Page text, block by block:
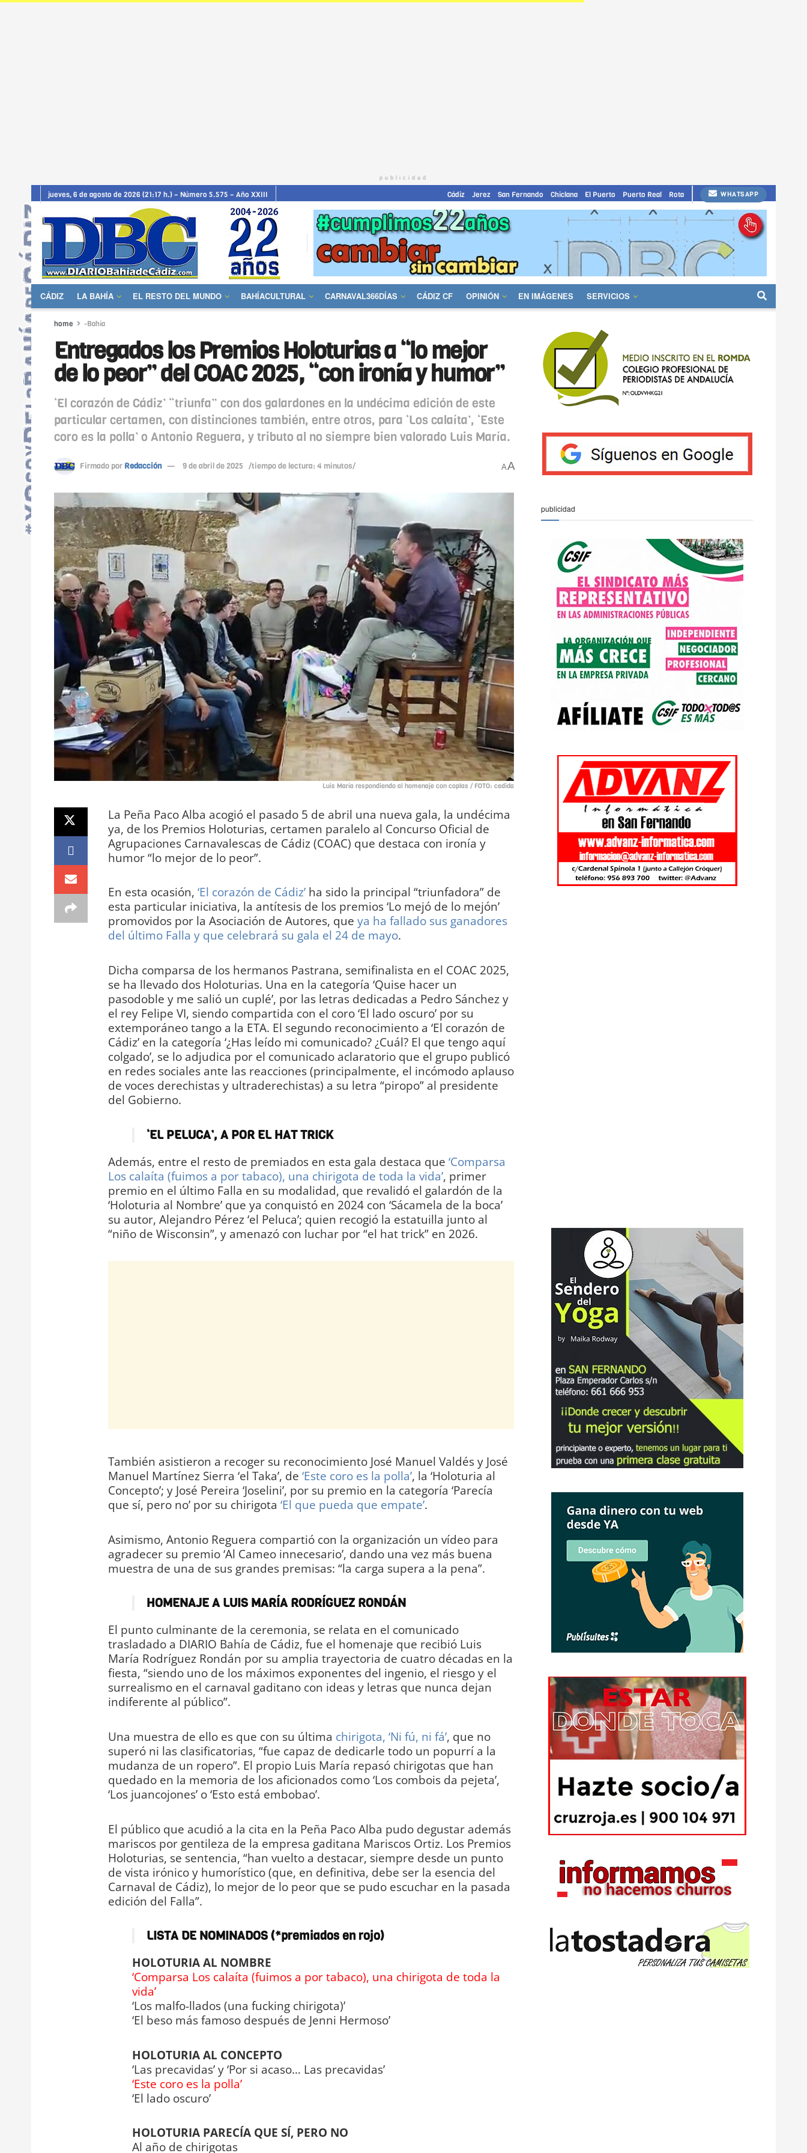
publicidad
jueves, 6 de agosto de 2026 (21:17 h.) – Número 5.575 – Año XXIII Cádiz Jerez San Fernando Chiclana El Puerto Puerto Real Rota WHATSAPP
CÁDIZ LA BAHÍA EL RESTO DEL MUNDO BAHÍACULTURAL CARNAVAL366DÍAS CÁDIZ CF OPINIÓN EN IMÁGENES SERVICIOS
home -Bahía
Entregados los Premios Holoturias a “lo mejor
de lo peor” del COAC 2025, “con ironía y humor”
‘El corazón de Cádiz’ “triunfa” con dos galardones en la undécima edición de este
particular certamen, con distinciones también, entre otros, para ‘Los calaíta’, ‘Este
coro es la polla’ o Antonio Reguera, y tributo al no siempre bien valorado Luis María.
Firmado por Redacción 9 de abril de 2025 /tiempo de lectura: 4 minutos/ AA
Luis María respondiendo al homenaje con coplas / FOTO: cedida
La Peña Paco Alba acogió el pasado 5 de abril una nueva gala, la undécima
ya, de los Premios Holoturias, certamen paralelo al Concurso Oficial de
Agrupaciones Carnavalescas de Cádiz (COAC) que destaca con ironía y
humor “lo mejor de lo peor”.
En esta ocasión, ‘El corazón de Cádiz’ha sido la principal “triunfadora” de
esta particular iniciativa, la antítesis de los premios ‘Lo mejó de lo mejón’
promovidos por la Asociación de Autores, que ya ha fallado sus ganadores
del último Falla y que celebrará su gala el 24 de mayo.
Dicha comparsa de los hermanos Pastrana, semifinalista en el COAC 2025,
se ha llevado dos Holoturias. Una en la categoría ‘Quise hacer un
pasodoble y me salió un cuplé’, por las letras dedicadas a Pedro Sánchez y
el rey Felipe VI, siendo compartida con el coro ‘El lado oscuro’ por su
extemporáneo tango a la ETA. El segundo reconocimiento a ‘El corazón de
Cádiz’ en la categoría ‘¿Has leído mi comunicado? ¿Cuál? El que tengo aquí
colgado’, se lo adjudica por el comunicado aclaratorio que el grupo publicó
en redes sociales ante las reacciones (principalmente, el incómodo aplauso
de voces derechistas y ultraderechistas) a su letra “piropo” al presidente
del Gobierno.
‘EL PELUCA’, A POR EL HAT TRICK
Además, entre el resto de premiados en esta gala destaca que ‘Comparsa
Los calaíta (fuimos a por tabaco), una chirigota de toda la vida’, primer
premio en el último Falla en su modalidad, que revalidó el galardón de la
‘Holoturia al Nombre’ que ya conquistó en 2024 con ‘Sácamela de la boca’
su autor, Alejandro Pérez ‘el Peluca’; quien recogió la estatuilla junto al
“niño de Wisconsin”, y amenazó con luchar por “el hat trick” en 2026.
También asistieron a recoger su reconocimiento José Manuel Valdés y José
Manuel Martínez Sierra ‘el Taka’, de ‘Este coro es la polla’, la ‘Holoturia al
Concepto’; y José Pereira ‘Joselini’, por su premio en la categoría ‘Parecía
que sí, pero no’ por su chirigota ‘El que pueda que empate’.
Asimismo, Antonio Reguera compartió con la organización un vídeo para
agradecer su premio ‘Al Cameo innecesario’, dando una vez más buena
muestra de una de sus grandes premisas: “la carga supera a la pena”.
HOMENAJE A LUIS MARÍA RODRÍGUEZ RONDÁN
El punto culminante de la ceremonia, se relata en el comunicado
trasladado a DIARIO Bahía de Cádiz, fue el homenaje que recibió Luis
María Rodríguez Rondán por su amplia trayectoria de cuatro décadas en la
fiesta, “siendo uno de los máximos exponentes del ingenio, el riesgo y el
surrealismo en el carnaval gaditano con ideas y letras que nunca dejan
indiferente al público”.
Una muestra de ello es que con su última chirigota, ‘Ni fú, ni fá’, que no
superó ni las clasificatorias, “fue capaz de dedicarle todo un popurrí a la
mudanza de un ropero”. El propio Luis María repasó chirigotas que han
quedado en la memoria de los aficionados como ‘Los combois da pejeta’,
‘Los juancojones’ o ‘Esto está embobao’.
El público que acudió a la cita en la Peña Paco Alba pudo degustar además
mariscos por gentileza de la empresa gaditana Mariscos Ortiz. Los Premios
Holoturias, se sentencia, “han vuelto a destacar, siempre desde un punto
de vista irónico y humorístico (que, en definitiva, debe ser la esencia del
Carnaval de Cádiz), lo mejor de lo peor que se pudo escuchar en la pasada
edición del Falla”.
LISTA DE NOMINADOS (*premiados en rojo)
HOLOTURIA AL NOMBRE
‘Comparsa Los calaíta (fuimos a por tabaco), una chirigota de toda la
vida’
‘Los malfo-llados (una fucking chirigota)’
‘El beso más famoso después de Jenni Hermoso’
HOLOTURIA AL CONCEPTO
‘Las precavidas’ y ‘Por si acaso… Las precavidas’
‘Este coro es la polla’
‘El lado oscuro’
HOLOTURIA PARECÍA QUE SÍ, PERO NO
Al año de chirigotas
publicidad